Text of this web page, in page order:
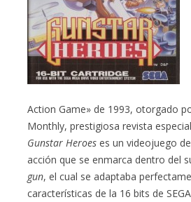
Action Game» de 1993, otorgado
Monthly, prestigiosa revista
Gunstar Heroes es un videojuego
acción que se enmarca dentro del
gun, el cual se adaptaba
características de la 16 bits de